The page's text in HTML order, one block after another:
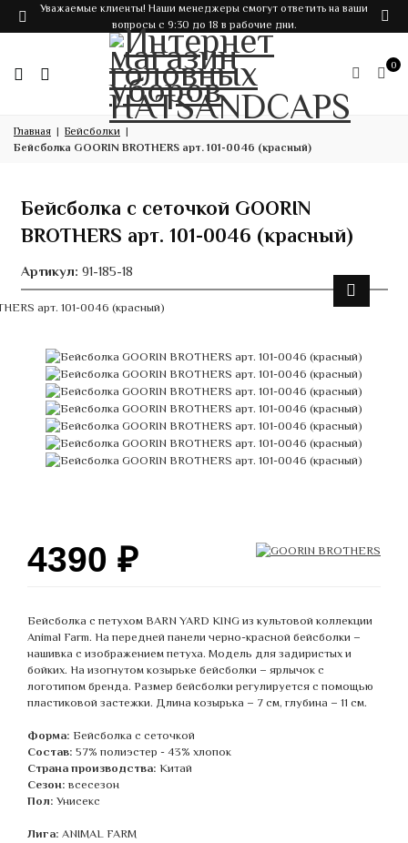
Уважаемые клиенты! Наши менеджеры смогут ответить на ваши
вопросы с 9:30 до 18 в рабочие дни.
0
Главная
Бейсболки
Бейсболка GOORIN BROTHERS арт. 101-0046 (красный)
Бейсболка с сеточкой GOORIN
BROTHERS арт. 101-0046 (красный)
Артикул: 91-185-18
4390 ₽
Бейсболка с петухом BARN YARD KING из культовой коллекции
Animal Farm. На передней панели черно-красной бейсболки –
нашивка с изображением петуха. Модель для задиристых и
бойких. На изогнутом козырьке бейсболки – ярлычок с
логотипом бренда. Размер бейсболки регулируется с помощью
пластиковой застежки. Длина козырька – 7 см, глубина – 11 см.
Форма: Бейсболка с сеточкой
Состав: 57% полиэстер - 43% хлопок
Страна производства: Китай
Сезон: всесезон
Пол: Унисекс
Лига: ANIMAL FARM